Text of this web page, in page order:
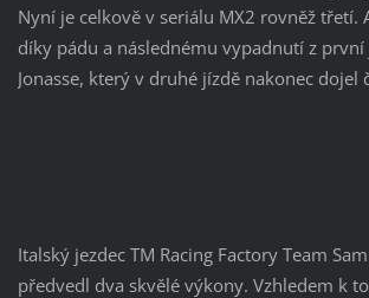
Nyní je celkově v seriálu MX2 rovněž třetí.
díky pádu a následnému vypadnutí z první
Jonasse, který v druhé jízdě nakonec dojel
Italský jezdec TM Racing Factory Team
předvedl dva skvělé výkony. Vzhledem k